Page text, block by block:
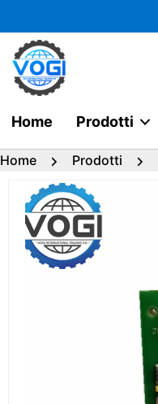
al
contenuto
Home Prodotti
Home Prodotti